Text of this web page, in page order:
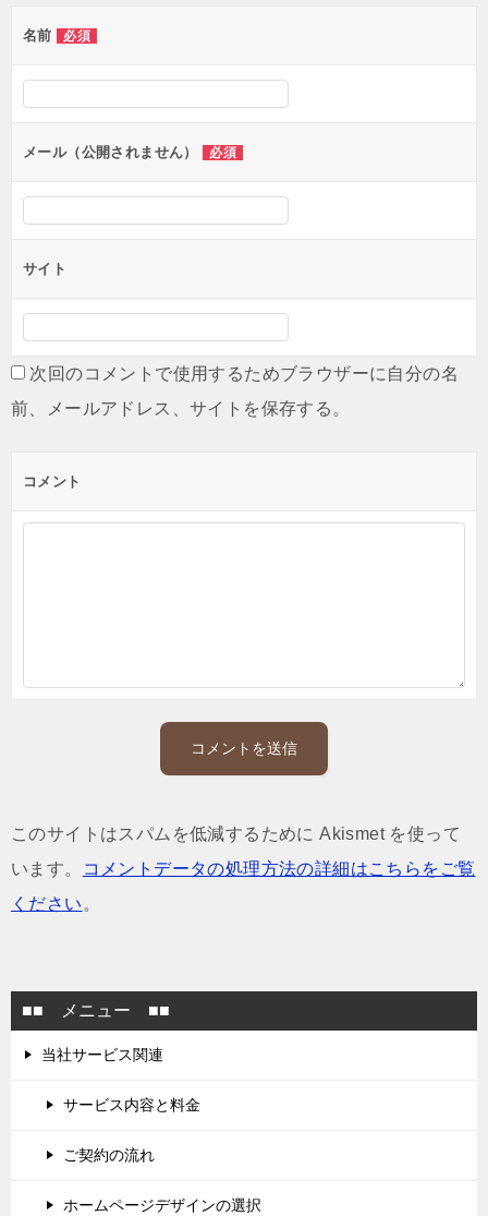
ー
シ
ン
名前 必須
メール（公開されません） 必須
サイト
次回のコメントで使用するためブラウザーに自分の名
前、メールアドレス、サイトを保存する。
コメント
このサイトはスパムを低減するために Akismet を使って
います。
コメントデータの処理方法の詳細はこちらをご覧
ください 。
■■ メニュー ■■
当社サービス関連
サービス内容と料金
ご契約の流れ
ホームページデザインの選択